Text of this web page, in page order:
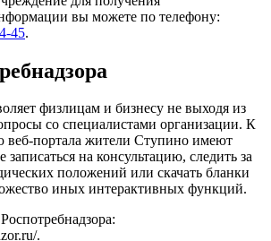
вы можете по телефону:
45.
физлицам и бизнесу не выходя из
со специалистами организации. К
веб-портала жители Ступино имеют
записаться на консультацию, следить за
положений или скачать бланки
иных интерактивных функций.
.